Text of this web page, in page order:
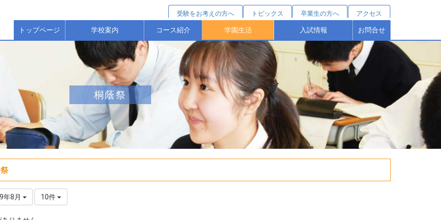
受験をお考えの方へ トピックス 卒業生の方へ アクセス
トップページ 学校案内
校長からのごあいさつ
本校の教育方針等
校歌・沿革（歴史）
保護者アンケート
コース紹介
特進Ｓコース
進学選抜コース
進学コース
学園生活
部活動紹介
スクールカレンダー
制服
桐蔭祭
施設・設備
入試情報
募集要項
特待制度
学校説明会
個別相談
進路結果
学費・諸費用
学費シミュレーション
受験をお考えの方へ
オープンスクール
塾対象入試説明会
お問合せ
桐蔭祭
年8月 10件